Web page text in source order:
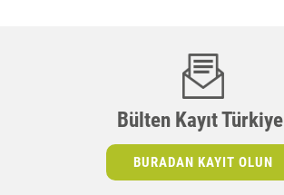
Bülten Kayıt Türkiye
BURADAN KAYIT OLUN